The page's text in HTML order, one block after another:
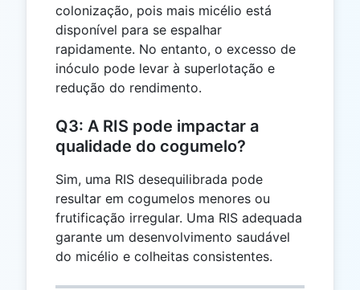
colonização, pois mais micélio está
disponível para se espalhar
rapidamente. No entanto, o excesso de
inóculo pode levar à superlotação e
redução do rendimento.
Q3: A RIS pode impactar a
qualidade do cogumelo?
Sim, uma RIS desequilibrada pode
resultar em cogumelos menores ou
frutificação irregular. Uma RIS adequada
garante um desenvolvimento saudável
do micélio e colheitas consistentes.